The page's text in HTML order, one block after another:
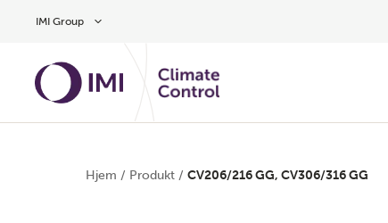
IMI Group
Hjem / Produkt / CV206/216 GG, CV306/316 GG